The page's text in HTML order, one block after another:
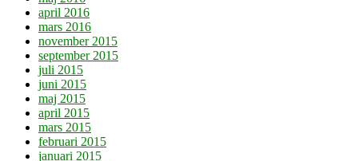
april 2016
mars 2016
november 2015
september 2015
juli 2015
juni 2015
maj 2015
april 2015
mars 2015
februari 2015
januari 2015